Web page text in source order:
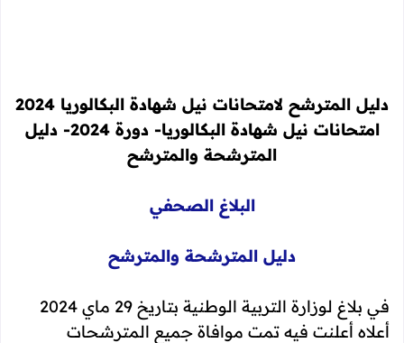
دليل المترشح لامتحانات نيل شهادة البكالوريا 2024
امتحانات نيل شهادة البكالوريا- دورة 2024- دليل
المترشحة والمترشح
البلاغ الصحفي
دليل المترشحة والمترشح
في بلاغ لوزارة التربية الوطنية بتاريخ 29 ماي 2024
أعلاه أعلنت فيه تمت موافاة جميع المترشحات